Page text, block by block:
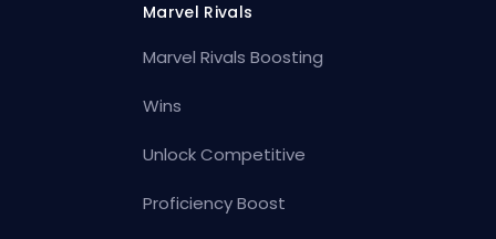
Marvel Rivals
Marvel Rivals Boosting
Wins
Unlock Competitive
Proficiency Boost